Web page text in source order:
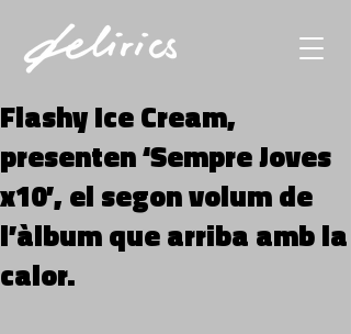
Flashy Ice Cream,
presenten ‘Sempre Joves
x10’, el segon volum de
l’àlbum que arriba amb la
calor.